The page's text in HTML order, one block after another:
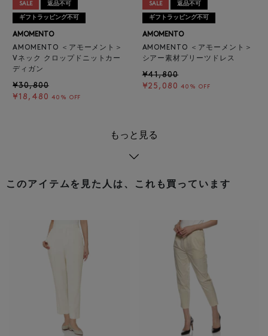
SALE 返品不可
ギフトラッピング不可
AMOMENTO
AMOMENTO ＜アモーメント＞
Vネック クロップドニットカー
ディガン
¥30,800
¥18,480 40% OFF
SALE 返品不可
ギフトラッピング不可
AMOMENTO
AMOMENTO ＜アモーメント＞
シアー素材プリーツドレス
¥41,800
¥25,080 40% OFF
もっと見る
このアイテムを見た人は、これも買っています